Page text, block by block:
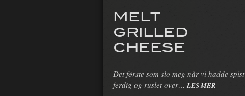
MELT
GRILLED
CHEESE
Det første som slo meg når vi hadde spist
ferdig og ruslet over… LES MER